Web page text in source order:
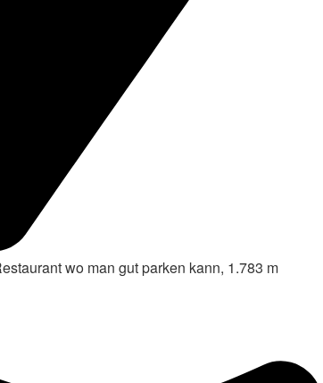
wo man gut parken kann, 1.783 m